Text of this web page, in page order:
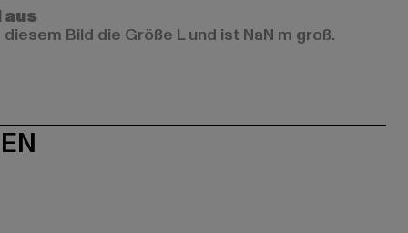
Bild die Größe L und ist NaN m groß.